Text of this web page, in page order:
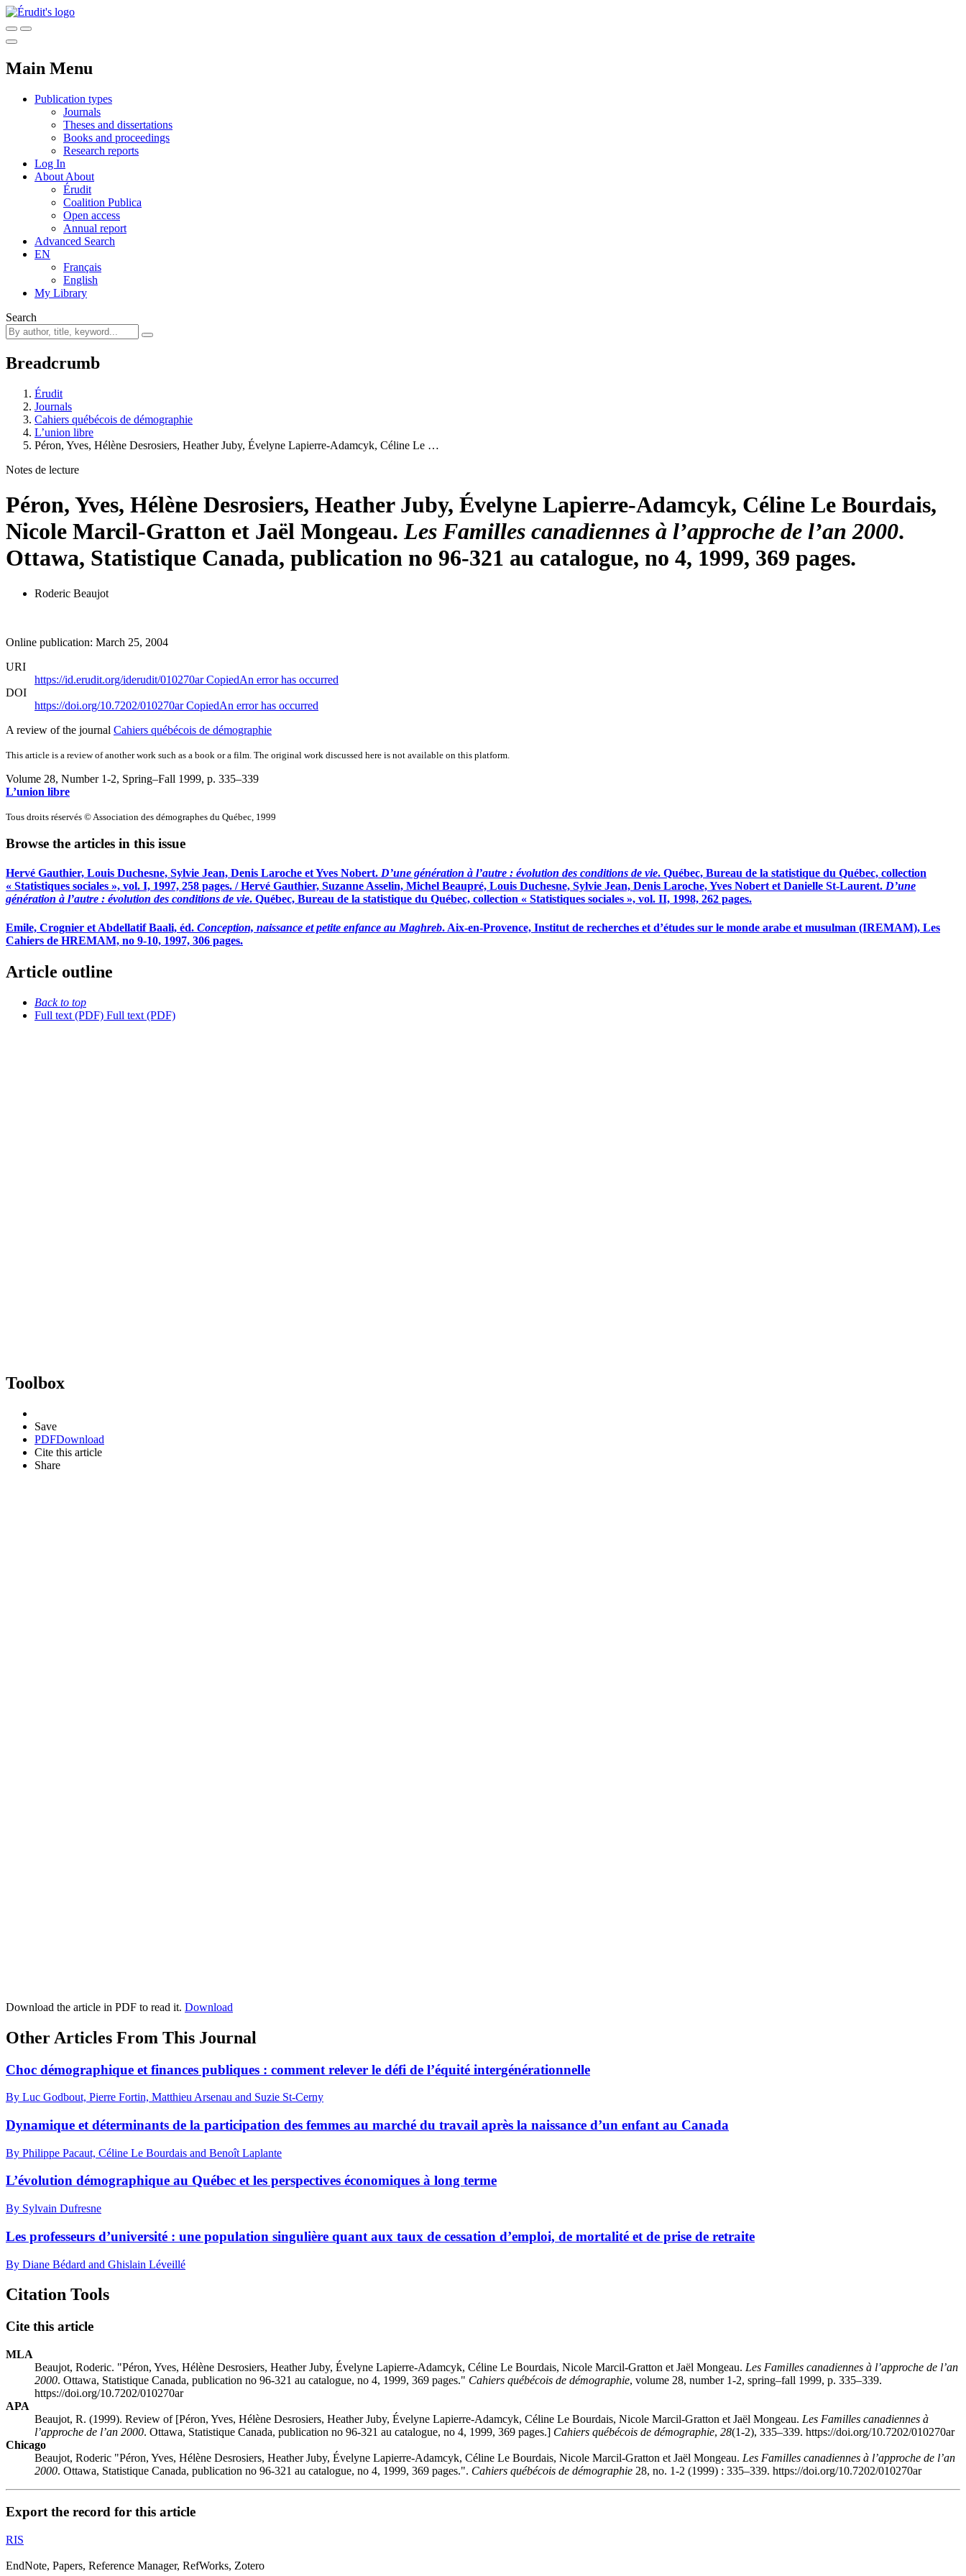
Main Menu
Publication types
Journals
Theses and dissertations
Books and proceedings
Research reports
Log In
About About
Érudit
Coalition Publica
Open access
Annual report
Advanced Search
EN
Français
English
My Library
Search
Breadcrumb
Érudit
Journals
Cahiers québécois de démographie
L’union libre
Péron, Yves, Hélène Desrosiers, Heather Juby, Évelyne Lapierre-Adamcyk, Céline Le …
Notes de lecture
Péron, Yves, Hélène Desrosiers, Heather Juby, Évelyne Lapierre-Adamcyk, Céline Le Bourdais,
Nicole Marcil-Gratton et Jaël Mongeau. Les Familles canadiennes à l’approche de l’an 2000.
Ottawa, Statistique Canada, publication no 96-321 au catalogue, no 4, 1999, 369 pages.
Roderic Beaujot
Online publication: March 25, 2004
URI
https://id.erudit.org/iderudit/010270arCopiedAn error has occurred
DOI
https://doi.org/10.7202/010270arCopiedAn error has occurred
A review of the journal Cahiers québécois de démographie
This article is a review of another work such as a book or a film. The original work discussed here is not available on this platform.
Volume 28, Number 1-2, Spring–Fall 1999, p. 335–339
L’union libre
Tous droits réservés © Association des démographes du Québec, 1999
Browse the articles in this issue
Hervé Gauthier, Louis Duchesne, Sylvie Jean, Denis Laroche et Yves Nobert. D’une génération à l’autre : évolution des conditions de vie. Québec, Bureau de la statistique du Québec, collection
« Statistiques sociales », vol. I, 1997, 258 pages. / Hervé Gauthier, Suzanne Asselin, Michel Beaupré, Louis Duchesne, Sylvie Jean, Denis Laroche, Yves Nobert et Danielle St-Laurent. D’une
génération à l’autre : évolution des conditions de vie. Québec, Bureau de la statistique du Québec, collection « Statistiques sociales », vol. II, 1998, 262 pages.
Emile, Crognier et Abdellatif Baali, éd. Conception, naissance et petite enfance au Maghreb. Aix-en-Provence, Institut de recherches et d’études sur le monde arabe et musulman (IREMAM), Les
Cahiers de HREMAM, no 9-10, 1997, 306 pages.
Article outline
Back to top
Full text (PDF) Full text (PDF)
Toolbox
Save
PDFDownload
Cite this article
Share
Download the article in PDF to read it. Download
Other Articles From This Journal
Choc démographique et finances publiques : comment relever le défi de l’équité intergénérationnelle
By Luc Godbout, Pierre Fortin, Matthieu Arsenau and Suzie St-Cerny
Dynamique et déterminants de la participation des femmes au marché du travail après la naissance d’un enfant au Canada
By Philippe Pacaut, Céline Le Bourdais and Benoît Laplante
L’évolution démographique au Québec et les perspectives économiques à long terme
By Sylvain Dufresne
Les professeurs d’université : une population singulière quant aux taux de cessation d’emploi, de mortalité et de prise de retraite
By Diane Bédard and Ghislain Léveillé
Citation Tools
Cite this article
MLA
Beaujot, Roderic. "Péron, Yves, Hélène Desrosiers, Heather Juby, Évelyne Lapierre-Adamcyk, Céline Le Bourdais, Nicole Marcil-Gratton et Jaël Mongeau. Les Familles canadiennes à l’approche de l’an
2000. Ottawa, Statistique Canada, publication no 96-321 au catalogue, no 4, 1999, 369 pages." Cahiers québécois de démographie, volume 28, number 1-2, spring–fall 1999, p. 335–339.
https://doi.org/10.7202/010270ar
APA
Beaujot, R. (1999). Review of [Péron, Yves, Hélène Desrosiers, Heather Juby, Évelyne Lapierre-Adamcyk, Céline Le Bourdais, Nicole Marcil-Gratton et Jaël Mongeau. Les Familles canadiennes à
l’approche de l’an 2000. Ottawa, Statistique Canada, publication no 96-321 au catalogue, no 4, 1999, 369 pages.] Cahiers québécois de démographie, 28(1-2), 335–339. https://doi.org/10.7202/010270ar
Chicago
Beaujot, Roderic "Péron, Yves, Hélène Desrosiers, Heather Juby, Évelyne Lapierre-Adamcyk, Céline Le Bourdais, Nicole Marcil-Gratton et Jaël Mongeau. Les Familles canadiennes à l’approche de l’an
2000. Ottawa, Statistique Canada, publication no 96-321 au catalogue, no 4, 1999, 369 pages.". Cahiers québécois de démographie 28, no. 1-2 (1999) : 335–339. https://doi.org/10.7202/010270ar
Export the record for this article
RIS
EndNote, Papers, Reference Manager, RefWorks, Zotero